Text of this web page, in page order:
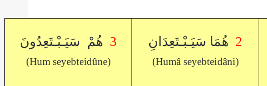
هُمْ سَيَـبْـتَعِدُونَ 3
(Hum seyebteidûne)
هُمَا سَيَـبْـتَعِدَانِ 2
(Humâ seyebteidâni)